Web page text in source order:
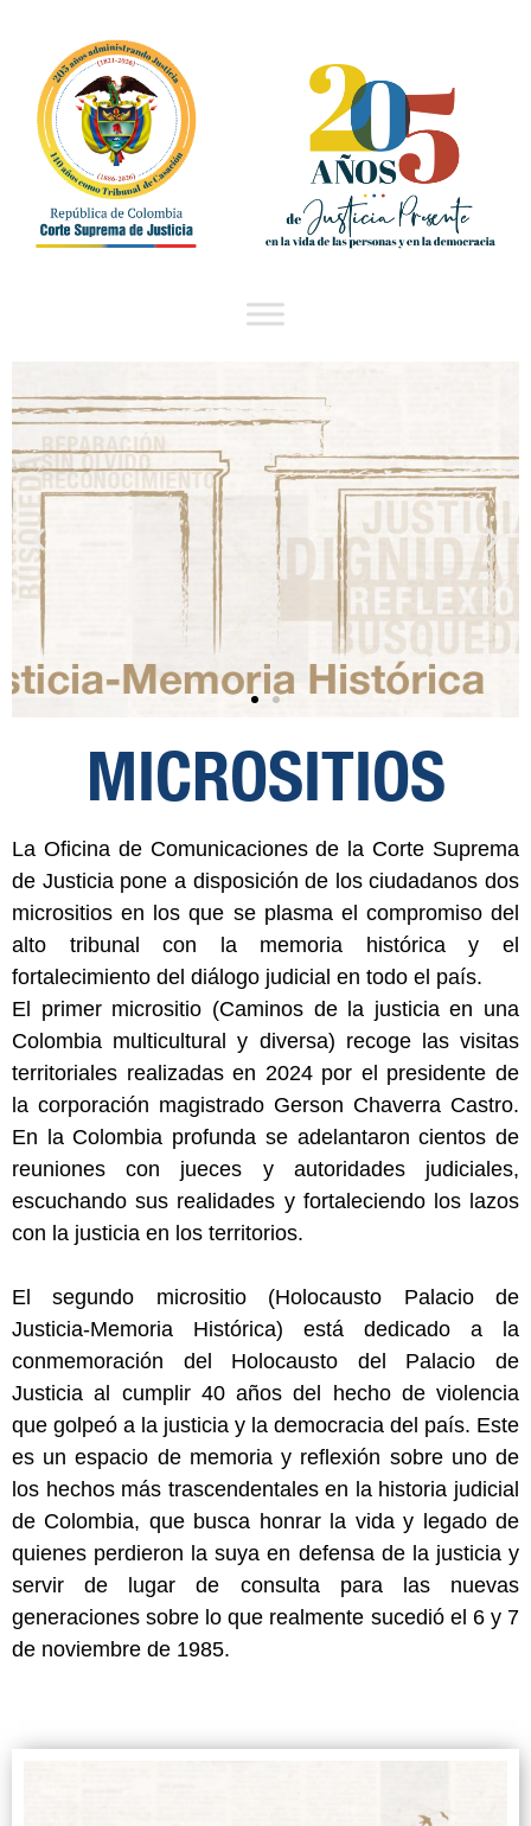
MICROSITIOS
La Oficina de Comunicaciones de la Corte Suprema
de Justicia pone a disposición de los ciudadanos dos
micrositios en los que se plasma el compromiso del
alto tribunal con la memoria histórica y el
fortalecimiento del diálogo judicial en todo el país.
El primer micrositio (Caminos de la justicia en una
Colombia multicultural y diversa) recoge las visitas
territoriales realizadas en 2024 por el presidente de
la corporación magistrado Gerson Chaverra Castro.
En la Colombia profunda se adelantaron cientos de
reuniones con jueces y autoridades judiciales,
escuchando sus realidades y fortaleciendo los lazos
con la justicia en los territorios.
El segundo micrositio (Holocausto Palacio de
Justicia-Memoria Histórica) está dedicado a la
conmemoración del Holocausto del Palacio de
Justicia al cumplir 40 años del hecho de violencia
que golpeó a la justicia y la democracia del país. Este
es un espacio de memoria y reflexión sobre uno de
los hechos más trascendentales en la historia judicial
de Colombia, que busca honrar la vida y legado de
quienes perdieron la suya en defensa de la justicia y
servir de lugar de consulta para las nuevas
generaciones sobre lo que realmente sucedió el 6 y 7
de noviembre de 1985.